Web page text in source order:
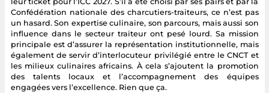
Confédération nationale des charcutiers-traiteurs, ce n’est pas
un hasard. Son expertise culinaire, son parcours, mais aussi son
influence dans le secteur traiteur ont pesé lourd. Sa mission
principale est d’assurer la représentation institutionnelle, mais
également de servir d’interlocuteur privilégié entre le CNCT et
les milieux culinaires africains. À cela s’ajoutent la promotion
des talents locaux et l’accompagnement des équipes
engagées vers l’excellence. Rien que ça.